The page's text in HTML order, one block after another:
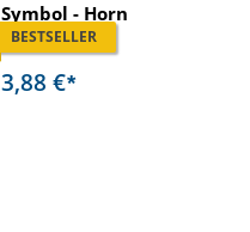
BESTSELLER
Symbol - Horn
Zustand: neu
3,88 €*